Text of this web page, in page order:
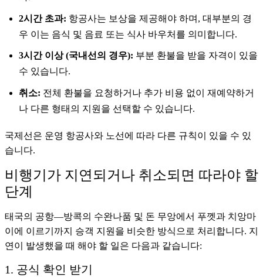
2시간 초과: 항공사는 보상을 제공해야 하며, 대부분의 경
우 이는 음식 및 음료 또는 식사 바우처를 의미합니다.
3시간 이상 (국내선의 경우): 부분 환불을 받을 자격이 있을
수 있습니다.
취소: 전체 환불을 요청하거나 추가 비용 없이 재예약하거
나 다른 형태의 지원을 선택할 수 있습니다.
국제선은 운영 항공사와 노선에 따라 다른 규칙이 있을 수 있
습니다.
비행기가 지연되거나 취소되면 따라야 할
단계
태국의 공항—방콕의 수완나품 및 돈 무앙에서 푸껫과 치앙마
이에 이르기까지 승객 지원을 비슷한 방식으로 처리합니다. 지
연이 발생했을 때 해야 할 일은 다음과 같습니다:
1. 공식 확인 받기